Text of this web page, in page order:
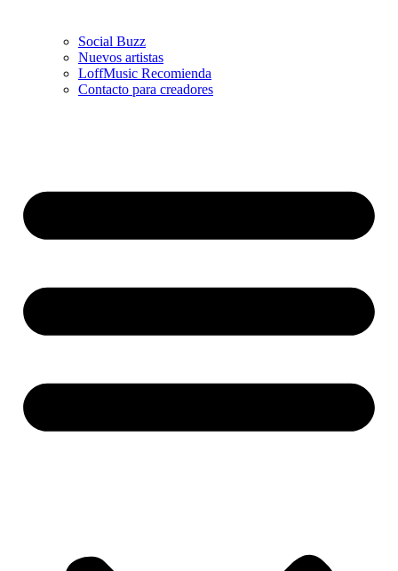
Social Buzz
Nuevos artistas
LoffMusic Recomienda
Contacto para creadores